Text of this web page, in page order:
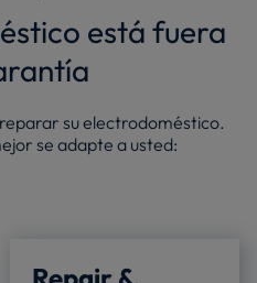
está fuera
su electrodoméstico.
se adapte a usted: